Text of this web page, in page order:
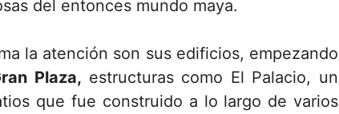
del entonces mundo maya.
la atención son sus edificios, empezando
Plaza, estructuras como El Palacio, un
que fue construido a lo largo de varios